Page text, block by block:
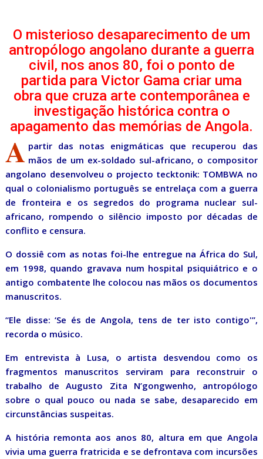
O misterioso desaparecimento de um
antropólogo angolano durante a guerra
civil, nos anos 80, foi o ponto de
partida para Victor Gama criar uma
obra que cruza arte contemporânea e
investigação histórica contra o
apagamento das memórias de Angola.
A partir das notas enigmáticas que recuperou das
mãos de um ex-soldado sul-africano, o compositor
angolano desenvolveu o projecto tecktonik: TOMBWA no
qual o colonialismo português se entrelaça com a guerra
de fronteira e os segredos do programa nuclear sul-
africano, rompendo o silêncio imposto por décadas de
conflito e censura.
O dossiê com as notas foi-lhe entregue na África do Sul,
em 1998, quando gravava num hospital psiquiátrico e o
antigo combatente lhe colocou nas mãos os documentos
manuscritos.
“Ele disse: ‘Se és de Angola, tens de ter isto contigo'”,
recorda o músico.
Em entrevista à Lusa, o artista desvendou como os
fragmentos manuscritos serviram para reconstruir o
trabalho de Augusto Zita N’gongwenho, antropólogo
sobre o qual pouco ou nada se sabe, desaparecido em
circunstâncias suspeitas.
A história remonta aos anos 80, altura em que Angola
vivia uma guerra fratricida e se defrontava com incursões